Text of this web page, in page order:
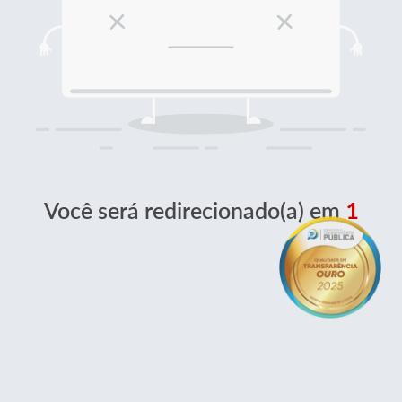
Você será redirecionado(a) em 1